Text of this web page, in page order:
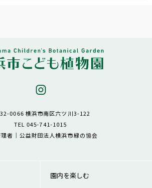
0066 横浜市南区六ツ川3-122
TEL 045-741-1015
者｜公益財団法人横浜市緑の協会
園内を楽しむ